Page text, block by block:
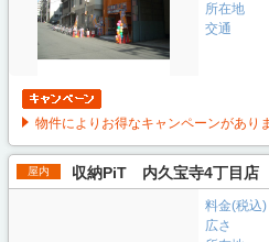
所在地
交通
物件によりお得なキャンペーンがあり
屋内 収納PiT 内久宝寺4丁目店
料金(税込)
広さ